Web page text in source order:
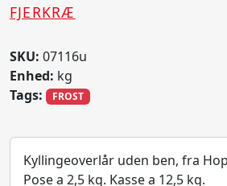
FJERKRÆ
SKU: 07116u
Enhed: kg
Tags:
FROST
Kyllingeoverlår uden ben, fra
Pose a 2,5 kg. Kasse a 12,5 kg.